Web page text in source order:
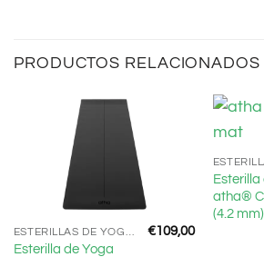
PRODUCTOS RELACIONADOS
Esterilla de Yoga
€109,00
Esterilla
atha®
(4.2 mm)